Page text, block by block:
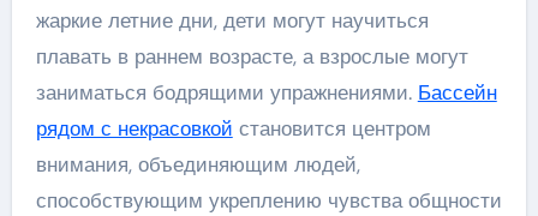
жаркие летние дни, дети могут научиться
плавать в раннем возрасте, а взрослые могут
заниматься бодрящими упражнениями. Бассейн
рядом с некрасовкой становится центром
внимания, объединяющим людей,
способствующим укреплению чувства общности